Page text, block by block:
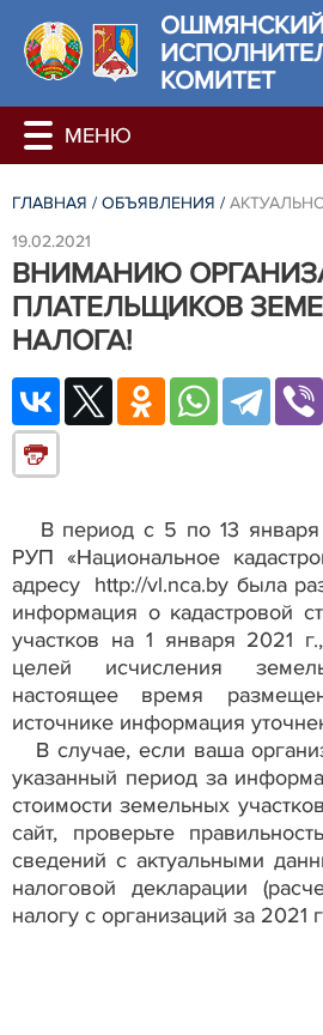
КОМИТЕТ
ГЛАВНАЯ / ОБЪЯВЛЕНИЯ /
19.02.2021
ВНИМАНИЮ
ПЛАТЕЛЬЩИКОВ
НАЛОГА!
В период с 5 по 13 января
РУП «Национальное
адресу http://vl.nca.by была
информация о кадастровой
участков на 1 января 2021
целей исчисления
настоящее время
источнике информация
В случае, если ваша
указанный период за
стоимости земельных
сайт, проверьте
сведений с актуальными
налоговой декларации
налогу с организаций за 2021